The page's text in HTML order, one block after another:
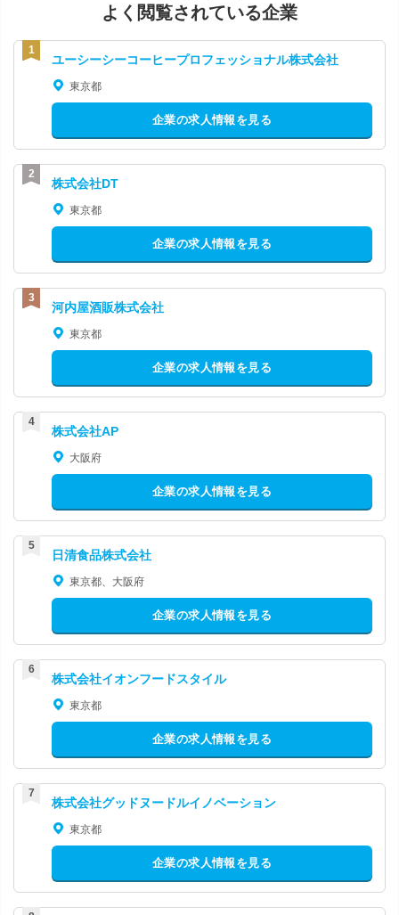
よく閲覧されている企業
ユーシーシーコーヒープロフェッショナル株式会社
東京都
企業の求人情報を見る
株式会社DT
東京都
企業の求人情報を見る
河内屋酒販株式会社
東京都
企業の求人情報を見る
株式会社AP
大阪府
企業の求人情報を見る
日清食品株式会社
東京都、大阪府
企業の求人情報を見る
株式会社イオンフードスタイル
東京都
企業の求人情報を見る
株式会社グッドヌードルイノベーション
東京都
企業の求人情報を見る